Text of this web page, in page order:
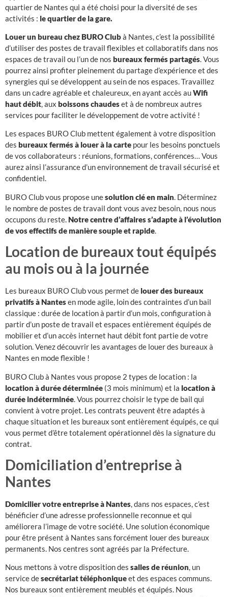
quartier de Nantes qui a été choisi pour la diversité de ses
activités : le quartier de la gare.
Louer un bureau chez BURO Clubà Nantes, c’est la possibilité
d’utiliser des postes de travail flexibles et collaboratifs dans nos
espaces de travail ou l’un de nos bureaux fermés partagés. Vous
pourrez ainsi profiter pleinement du partage d’expérience et des
synergies qui se développent au sein de nos espaces. Travaillez
dans un cadre agréable et chaleureux, en ayant accès auWifi
haut débit, aux boissons chaudeset à de nombreux autres
services pour faciliter le développement de votre activité !
Les espaces BURO Club mettent également à votre disposition
des bureaux fermés à louer à la carte pour les besoins ponctuels
de vos collaborateurs : réunions, formations, conférences… Vous
aurez ainsi l’assurance d’un environnement de travail sécurisé et
confidentiel.
BURO Club vous propose unesolution clé en main. Déterminez
le nombre de postes de travail dont vous avez besoin, nous nous
occupons du reste. Notre centre d’affaires s’adapte à l’évolution
de vos effectifs de manière souple et rapide.
Location de bureaux tout équipés
au mois ou à la journée
Les bureaux BURO Club vous permet de louer des bureaux
privatifsà Nantesen mode agile, loin des contraintes d’un bail
classique : durée de location à partir d’un mois, configuration à
partir d’un poste de travail et espaces entièrement équipés de
mobilier et d’un accès internet haut débit font partie de votre
solution. Venez découvrir les avantages de louer des bureaux à
Nantes en mode flexible !
BURO Club à Nantes vous propose 2 types de location : la
location à durée déterminée (3 mois minimum) et la location à
durée indéterminée . Vous pourrez choisir le type de bail qui
convient à votre projet. Les contrats peuvent être adaptés à
chaque situation et les bureaux sont entièrement équipés, ce qui
vous permet d’être totalement opérationnel dès la signature du
contrat.
Domiciliation d’entreprise à
Nantes
Domicilier votre entreprise à Nantes, dans nos espaces, c’est
bénéficier d’une adresse professionnelle reconnue et qui
améliorera l’image de votre société. Une solution économique
pour être présent à Nantes sans forcément louer des bureaux
permanents. Nos centres sont agréés par la Préfecture.
Nous mettons à votre disposition des salles de réunion, un
service desecrétariat téléphoniqueet des espaces communs.
Nos bureaux sont entièrement meublés et équipés. Nous